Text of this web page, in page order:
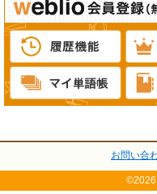
お問い合
©2026